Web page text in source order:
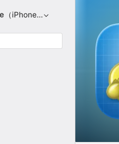
（iPhone向け）